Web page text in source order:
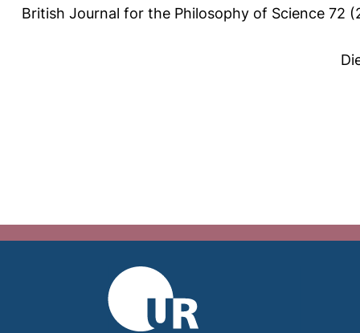
British Journal for the Philosophy of Science 72